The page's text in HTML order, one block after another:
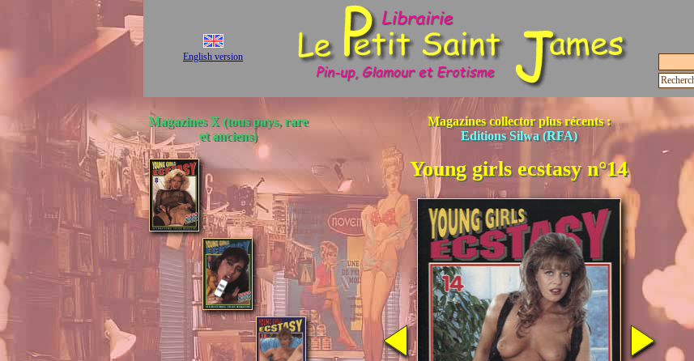
English version
Magazines X (tous pays, rare
et anciens)
Magazines collector plus récents :
Editions Silwa (RFA)
Young girls ecstasy n°14